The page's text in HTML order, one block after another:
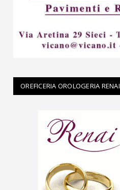
OREFICERIA OROLOGERIA RENAI